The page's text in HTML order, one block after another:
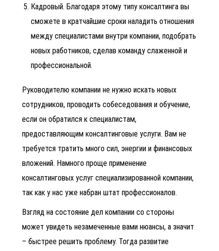
Кадровый. Благодаря этому типу консалтинга вы
сможете в кратчайшие сроки наладить отношения
между специалистами внутри компании, подобрать
новых работников, сделав команду слаженной и
профессиональной.
Руководителю компании не нужно искать новых
сотрудников, проводить собеседования и обучение,
если он обратился к специалистам,
предоставляющим консалтинговые услуги. Вам не
требуется тратить много сил, энергии и финансовых
вложений. Намного проще применение
консалтинговых услуг специализированной компании,
так как у нас уже набран штат профессионалов.
Взгляд на состояние дел компании со стороны
может увидеть незамеченные вами нюансы, а значит
– быстрее решить проблему. Тогда развитие